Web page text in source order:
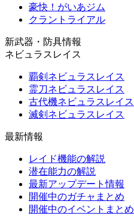
豪快！がいあジム
クラントライアル
新武器・防具情報
ネビュラスレイス
覇剣ネビュラスレイス
霊刀ネビュラスレイス
古代機ネビュラスレイス
滅剣ネビュラスレイス
最新情報
レイド機能の解説
潜在能力の解説
最新アップデート情報
開催中のガチャまとめ
開催中のイベントまとめ